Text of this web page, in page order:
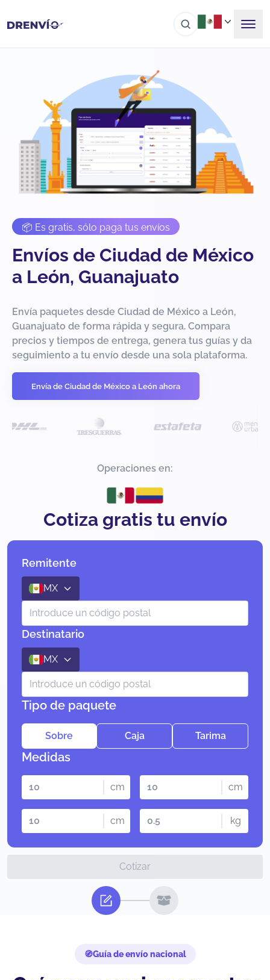
📦 Es gratis, sólo paga tus envíos
Envíos de Ciudad de México
a León, Guanajuato
Envía paquetes desde Ciudad de México a León,
Guanajuato de forma rápida y segura. Compara
precios y tiempos de entrega, genera tus guías y da
seguimiento a tu envío desde una sola plataforma.
Envía de Ciudad de México a León ahora
Operaciones en:
Cotiza gratis tu envío
Remitente
MX
Destinatario
MX
Tipo de paquete
Sobre Caja Tarima
Medidas
cm cm
cm kg
Cotizar
Guía de envío nacional